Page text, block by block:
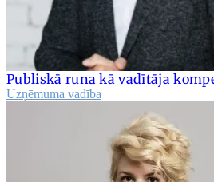
Publiskā runa kā vadītāja
Uzņēmuma vadība